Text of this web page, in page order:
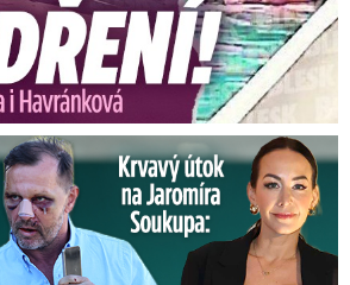
v podobě linií.
hladinách je proudění
ve výšce…
AVRZmP9dx5
ústav
8. června
Reakce Agáty na zmlácení jejího ex